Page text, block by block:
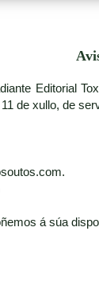
Editorial
de xullo, de
á súa